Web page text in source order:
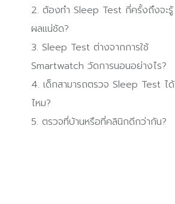
2. ต้องทำ Sleep Test กี่ครั้งถึงจะรู้
ผลแน่ชัด?
3. Sleep Test ต่างจากการใช้
Smartwatch วัดการนอนอย่างไร?
4. เด็กสามารถตรวจ Sleep Test ได้
ไหม?
5. ตรวจที่บ้านหรือที่คลินิกดีกว่ากัน?